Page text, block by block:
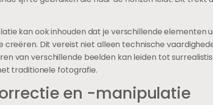
kan ook inhouden dat je verschillende elementen
creëren. Dit vereist niet alleen technische
van verschillende beelden kan leiden tot
traditionele fotografie.
en -manipulatie